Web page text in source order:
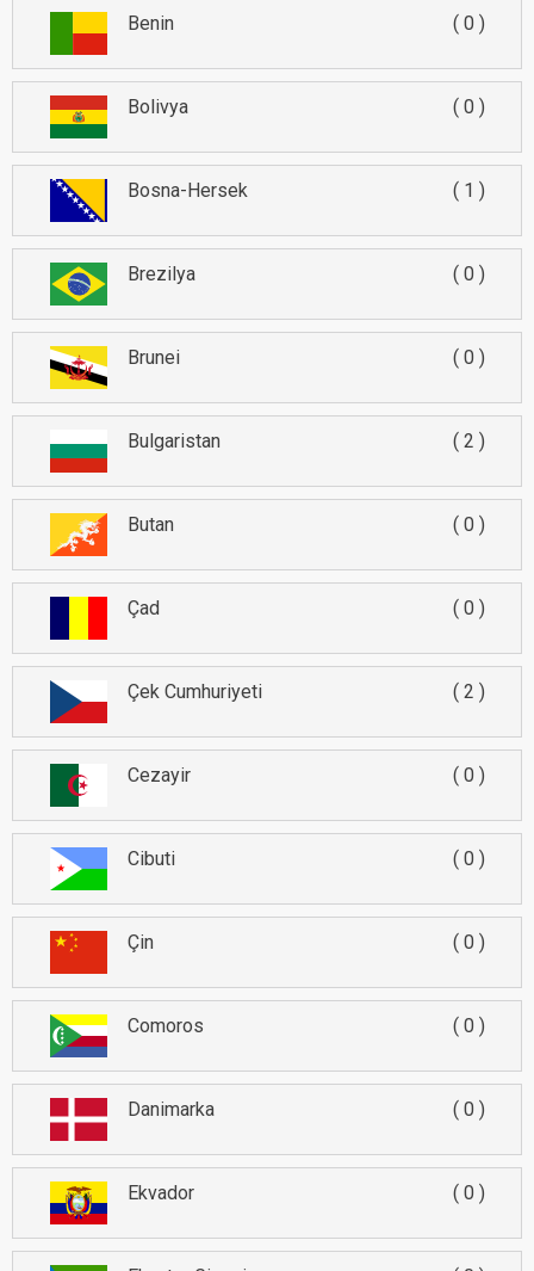
Benin 0
Bolivya 0
Bosna-Hersek 1
Brezilya 0
Brunei 0
Bulgaristan 2
Butan 0
Çad 0
Çek Cumhuriyeti 2
Cezayir 0
Cibuti 0
Çin 0
Comoros 0
Danimarka 0
Ekvador 0